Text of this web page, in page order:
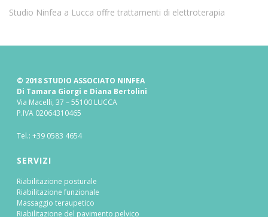
Studio Ninfea a Lucca offre trattamenti di elettroterapia
© 2018 STUDIO ASSOCIATO NINFEA
Di Tamara Giorgi e Diana Bertolini
Via Macelli, 37 – 55100 LUCCA
P.IVA 02064310465
Tel.:+39 0583 4654
SERVIZI
Riabilitazione posturale
Riabilitazione funzionale
Massaggio teraupetico
Riabilitazione del pavimento pelvico